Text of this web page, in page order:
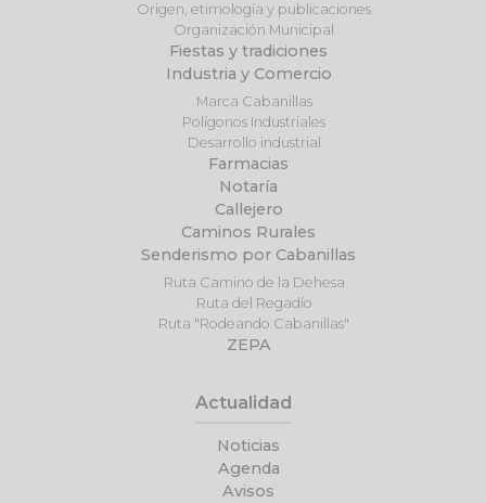
Origen, etimología y publicaciones
Organización Municipal
Fiestas y tradiciones
Industria y Comercio
Marca Cabanillas
Polígonos Industriales
Desarrollo industrial
Farmacias
Notaría
Callejero
Caminos Rurales
Senderismo por Cabanillas
Ruta Camino de la Dehesa
Ruta del Regadío
Ruta "Rodeando Cabanillas"
ZEPA
Actualidad
Noticias
Agenda
Avisos